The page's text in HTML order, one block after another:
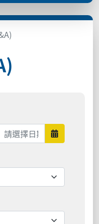
始
日期範圍結束 日期範圍